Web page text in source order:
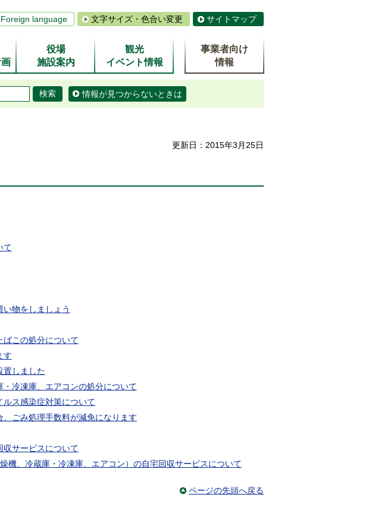
Foreign language 文字サイズ・色合い変更 サイトマップ
役場
施設案内
観光
イベント情報
事業者向け
情報
情報が見つからないときは
更新日：2015年3月25日
て
物をしましょう
ばこの処分について
す
置しました
冷凍庫、エアコンの処分について
ルス感染症対策について
ごみ処理手数料が減免になります
収サービスについて
機、冷蔵庫・冷凍庫、エアコン）の自宅回収サービスについて
ページの先頭へ戻る